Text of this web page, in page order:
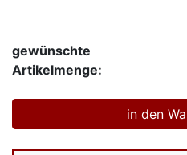
gewünschte
Artikelmenge: